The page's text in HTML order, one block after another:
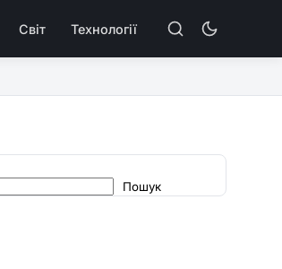
Світ Технології
Пошук